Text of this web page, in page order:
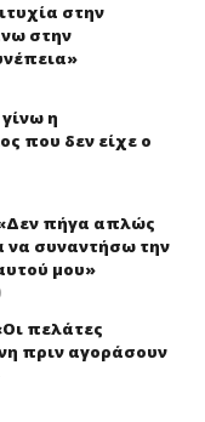
στην
στην
η
που δεν είχε ο
πήγα απλώς
να συναντήσω την
μου»
πελάτες
πριν αγοράσουν